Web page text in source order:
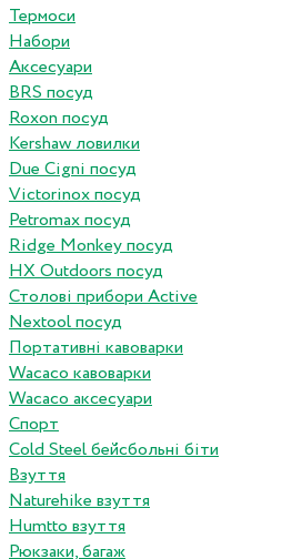
Термоси
Набори
Аксесуари
BRS посуд
Roxon посуд
Kershaw ловилки
Due Cigni посуд
Victorinox посуд
Petromax посуд
Ridge Monkey посуд
HX Outdoors посуд
Столові прибори Active
Nextool посуд
Портативні кавоварки
Wacaco кавоварки
Wacaco аксесуари
Спорт
Cold Steel бейсбольні біти
Взуття
Naturehike взуття
Humtto взуття
Рюкзаки, багаж